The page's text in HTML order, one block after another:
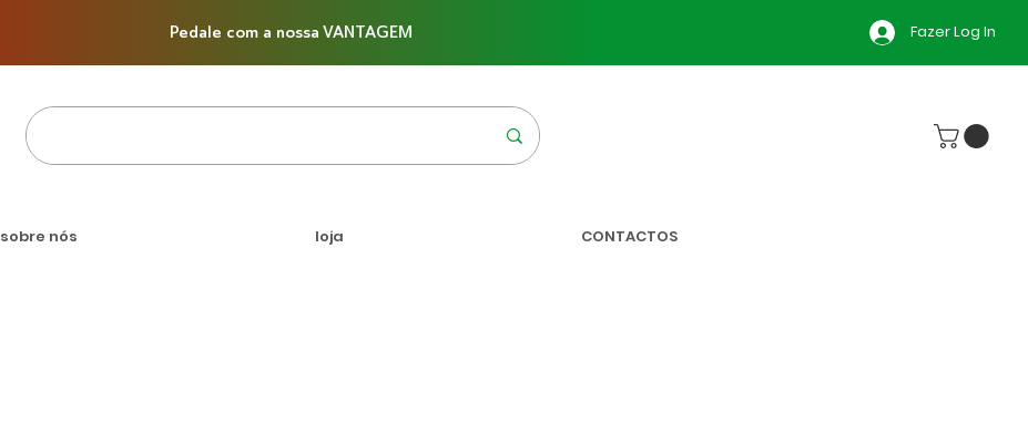
Pedale com a nossa VANTAGEM Fazer Log In
sobre nós loja CONTACTOS